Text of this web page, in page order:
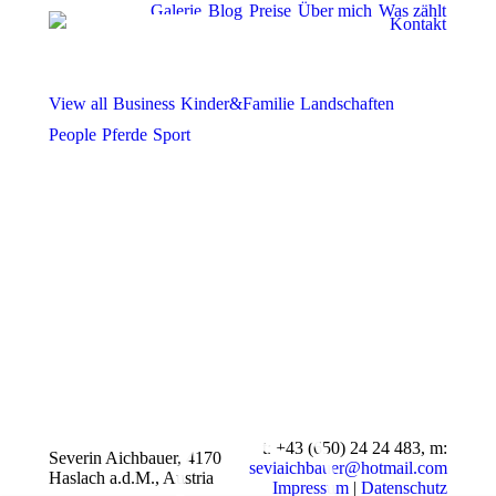
Galerie Blog Preise Über mich Was zählt
Kontakt
View all Business Kinder&Familie Landschaften
People Pferde Sport
Severin Aichbauer, 4170
Haslach a.d.M., Austria
t: +43 (650) 24 24 483, m:
seviaichbauer@hotmail.com
Impressum | Datenschutz